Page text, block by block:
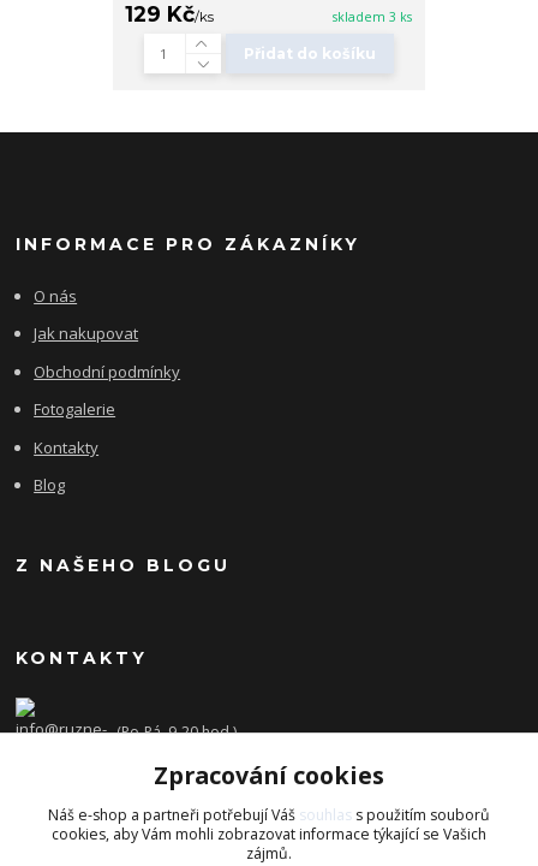
129 Kč/ks skladem 3 ks
Přidat do košíku
INFORMACE PRO ZÁKAZNÍKY
O nás
Jak nakupovat
Obchodní podmínky
Fotogalerie
Kontakty
Blog
Z NAŠEHO BLOGU
KONTAKTY
(Po-Pá, 9-20 hod.)
info@ruzne-darky.cz
Zpracování cookies
Náš e-shop a partneři potřebují Váš souhlas s použitím souborů
cookies, aby Vám mohli zobrazovat informace týkající se Vašich
zájmů.